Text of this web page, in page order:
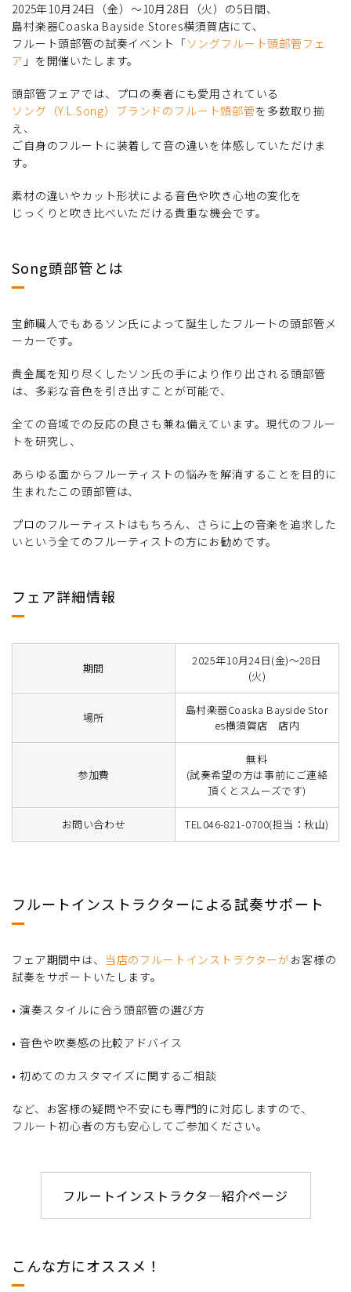
2025年10月24日（金）～10月28日（火）の5日間、
島村楽器Coaska Bayside Stores横須賀店にて、
フルート頭部管の試奏イベント「ソングフルート頭部管フェ
ア 」を開催いたします。
頭部管フェアでは、プロの奏者にも愛用されている
ソング（Y.L.Song）ブランドのフルート頭部管を多数取り揃
え、
ご自身のフルートに装着して音の違いを体感していただけま
す。
素材の違いやカット形状による音色や吹き心地の変化を
じっくりと吹き比べいただける貴重な機会です。
Song頭部管とは
宝飾職人でもあるソン氏によって誕生したフルートの頭部管メ
ーカーです。
貴金属を知り尽くしたソン氏の手により作り出される頭部管
は、多彩な音色を引き出すことが可能で、
全ての音域での反応の良さも兼ね備えています。現代のフルー
トを研究し、
あらゆる面からフルーティストの悩みを解消することを目的に
生まれたこの頭部管は、
プロのフルーティストはもちろん、さらに上の音楽を追求した
いという全てのフルーティストの方にお勧めです。
フェア詳細情報
期間
2025年10月24日(金)～28日
(火)
場所
島村楽器Coaska Bayside Stor
es横須賀店 店内
参加費
無料
(試奏希望の方は事前にご連絡
頂くとスムーズです)
お問い合わせ TEL046-821-0700(担当：秋山)
フルートインストラクターによる試奏サポート
フェア期間中は、 当店のフルートインストラクターがお客様の
試奏をサポートいたします。
• 演奏スタイルに合う頭部管の選び方
• 音色や吹奏感の比較アドバイス
• 初めてのカスタマイズに関するご相談
など、お客様の疑問や不安にも専門的に対応しますので、
フルート初心者の方も安心してご参加ください。
フルートインストラクタ―紹介ページ
こんな方にオススメ！